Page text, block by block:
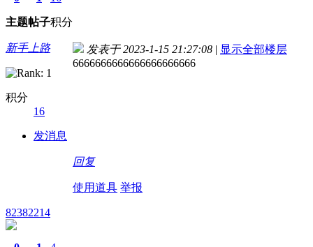
主题帖子积分
新手上路
积分
16
发消息
发表于 2023-1-15 21:27:08 | 显示全部楼层
6666666666666666666666
回复
使用道具 举报
82382214